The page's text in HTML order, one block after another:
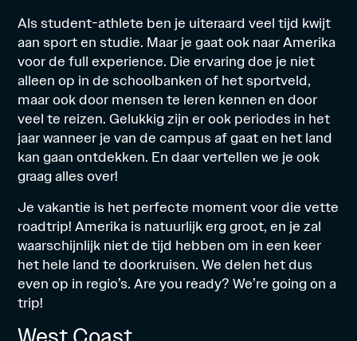
Als student-athlete ben je uiteraard veel tijd kwijt
aan sport en studie. Maar je gaat ook naar Amerika
voor de full experience. Die ervaring doe je niet
alleen op in de schoolbanken of het sportveld,
maar ook door mensen te leren kennen en door
veel te reizen. Gelukkig zijn er ook periodes in het
jaar wanneer je van de campus af gaat en het land
kan gaan ontdekken. En daar vertellen we je ook
graag alles over!
Je vakantie is het perfecte moment voor die vette
roadtrip! Amerika is natuurlijk erg groot, en je zal
waarschijnlijk niet de tijd hebben om in een keer
het hele land te doorkruisen. We delen het dus
even op in regio’s. Are you ready? We’re going on a
trip!